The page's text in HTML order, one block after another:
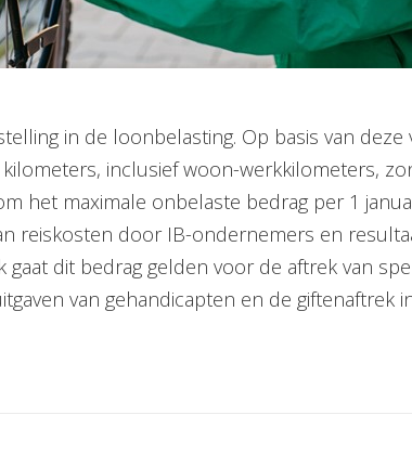
in de loonbelasting. Op basis van
inclusief woon-werkkilometers,
het maximale onbelaste bedrag per 1
reiskosten door IB-ondernemers en
dit bedrag gelden voor de aftrek van
van gehandicapten en de giftenaftrek